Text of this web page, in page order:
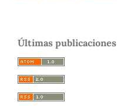
Últimas publicaciones